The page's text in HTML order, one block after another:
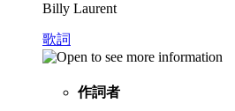
Billy Laurent
歌詞
作詞者